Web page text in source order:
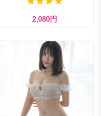
2,080円